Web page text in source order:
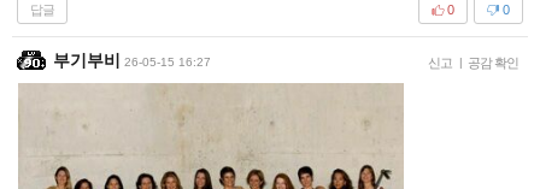
답글 0
0
부기부비 26-05-15 16:27 신고 | 공감 확인